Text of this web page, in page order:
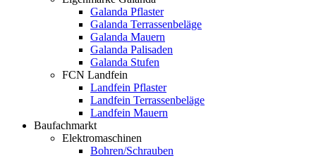
Galanda Pflaster
Galanda Terrassenbeläge
Galanda Mauern
Galanda Palisaden
Galanda Stufen
FCN Landfein
Landfein Pflaster
Landfein Terrassenbeläge
Landfein Mauern
Baufachmarkt
Elektromaschinen
Bohren/Schrauben